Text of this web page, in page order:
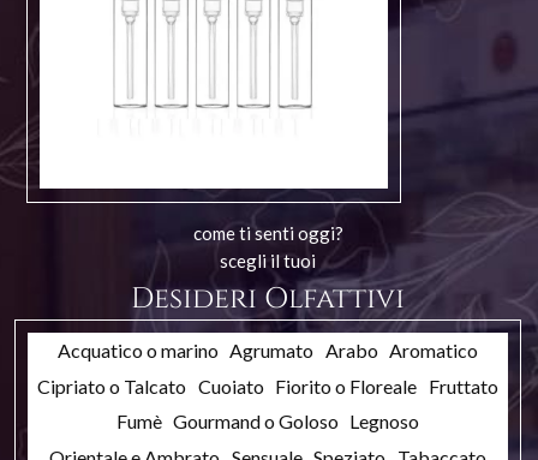
come ti senti oggi?
scegli il tuoi
Desideri Olfattivi
Acquatico o marino Agrumato Arabo Aromatico
Cipriato o Talcato Cuoiato Fiorito o Floreale Fruttato
Fumè Gourmand o Goloso Legnoso